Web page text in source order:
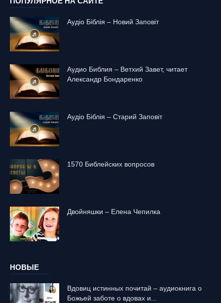
Аудіо Біблія – Новий Заповіт
Аудио Библия – Ветхий Завет, читает
Александр Бондаренко
Аудіо Біблія – Старий Заповіт
1570 Библейских вопросов
Двойняшки – Елена Чепилка
НОВЫЕ
Вдовиц истинных почитай – аудиокнига о
Божьей заботе о вдовах и...